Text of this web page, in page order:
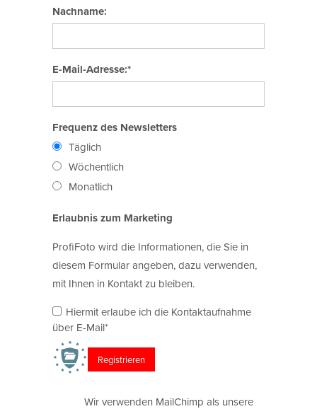
Nachname:
E-Mail-Adresse:*
Frequenz des Newsletters
Täglich
Wöchentlich
Monatlich
Erlaubnis zum Marketing
ProfiFoto wird die Informationen, die Sie in
diesem Formular angeben, dazu verwenden,
mit Ihnen in Kontakt zu bleiben.
Hiermit erlaube ich die Kontaktaufnahme
über E-Mail*
Wir verwenden MailChimp als unsere